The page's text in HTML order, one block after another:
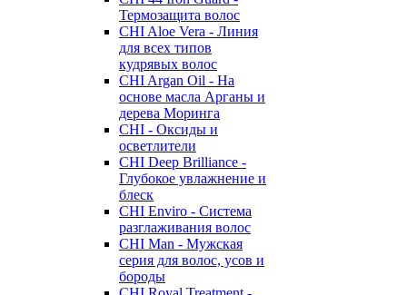
Термозащита волос
CHI Aloe Vera - Линия
для всех типов
кудрявых волос
CHI Argan Oil - На
основе масла Арганы и
дерева Моринга
CHI - Оксиды и
осветлители
CHI Deep Brilliance -
Глубокое увлажнение и
блеск
CHI Enviro - Система
разглаживания волос
CHI Man - Мужская
серия для волос, усов и
бороды